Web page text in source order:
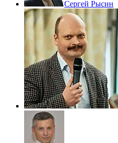
Сергей Рысин